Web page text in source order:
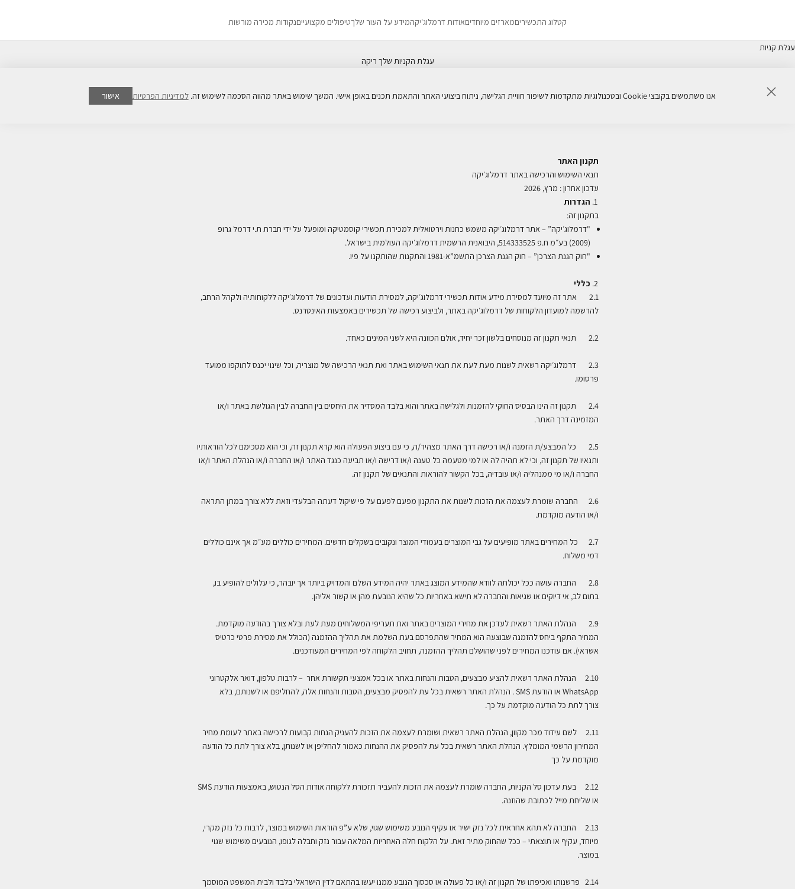
קטלוג התכשיריםמארזים מיוחדיםאודות דרמלוג'יקהמידע על העור שלךטיפולים מקצועייםנקודות מכירה מורשות
עגלת קניות
עגלת הקניות שלך ריקה
סגור אנו משתמשים בקובצי Cookie ובטכנולוגיות מתקדמות לשיפור חוויית הגלישה, ניתוח ביצועי האתר והתאמת תכנים באופן אישי. המשך שימוש באתר מהווה הסכמה לשימוש זה. למדיניות הפרטיות אישור
תקנון האתר
תנאי השימוש והרכישה באתר דרמלוג׳יקה
עדכון אחרון : מרץ, 2026
הגדרות
בתקנון זה:
"דרמלוג׳יקה” – אתר דרמלוג׳יקה משמש כחנות וירטואלית למכירת תכשירי קוסמטיקה ומופעל על ידי חברת ת.י דרמל גרופ
(2009) בע״מ ח.פ 514333525, היבואנית הרשמית דרמלוג׳יקה העולמית בישראל
.
"חוק הגנת הצרכן” – חוק הגנת הצרכן התשמ”א-1981 והתקנות שהותקנו על פיו
.
כללי
2.1 אתר זה מיועד למסירת מידע אודות תכשירי דרמלוג׳יקה, למסירת הודעות ועדכונים של דרמלוג׳יקה ללקוחותיה ולקהל הרחב,
להרשמה למועדון הלקוחות של דרמלוג׳יקה באתר, ולביצוע רכישה של תכשירים באמצעות האינטרנט.
2.2 תנאי תקנון זה מנוסחים בלשון זכר יחיד, אולם הכוונה היא לשני המינים כאחד .
2.3 דרמלוג׳יקה רשאית לשנות מעת לעת את תנאי השימוש באתר ואת תנאי הרכישה של מוצריה, וכל שינוי יכנס לתוקפו ממועד
פרסומו.
2.4 תקנון זה הינו הבסיס החוקי להזמנות ולגלישה באתר והוא בלבד המסדיר את היחסים בין החברה לבין הגולשת באתר ו/או
המזמינה דרך האתר.
2.5 כל המבצע/ת הזמנה ו/או רכישה דרך האתר מצהיר/ה, כי עם ביצוע הפעולה הוא קרא תקנון זה, וכי הוא מסכימם לכל הוראותיו
ותנאיו של תקנון זה, וכי לא תהיה לה או למי מטעמה כל טענה ו/או דרישה ו/או תביעה כנגד האתר ו/או החברה ו/או הנהלת האתר ו/או
החברה ו/או מי ממנהליה ו/או עובדיה, בכל הקשור להוראות והתנאים של תקנון זה.
2.6 החברה שומרת לעצמה את הזכות לשנות את התקנון מפעם לפעם על פי שיקול דעתה הבלעדי וזאת ללא צורך במתן התראה
ו/או הודעה מוקדמת.
2.7
כל המחירים באתר מופיעים על גבי המוצרים בעמודי המוצר ונקובים בשקלים חדשים. המחירים כוללים מע״מ אך אינם כוללים
דמי משלוח.
2.8 החברה עושה ככל יכולתה לוודא שהמידע המוצג באתר יהיה המידע השלם והמדויק ביותר אך יובהר, כי עלולים להופיע בו,
בתום לב, אי דיוקים או שגיאות והחברה לא תישא באחריות כל שהיא הנובעת מהן או קשור אליהן.
2.9 הנהלת האתר רשאית לעדכן את מחירי המוצרים באתר ואת תעריפי המשלוחים מעת לעת ובלא צורך בהודעה מוקדמת.
המחיר התקף ביחס להזמנה שבוצעה הוא המחיר שהתפרסם בעת השלמת את תהליך ההזמנה (הכולל את מסירת פרטי כרטיס
אשראי). אם עודכנו המחירים לפני שהושלם תהליך ההזמנה, תחויב הלקוחה לפי המחירים המעודכנים.
2.10 הנהלת האתר רשאית להציע מבצעים, הטבות והנחות באתר או בכל אמצעי תקשורת אחר – לרבות טלפון, דואר אלקטרוני
WhatsApp או הודעת
. הנהלת האתר רשאית בכל עת להפסיק מבצעים, הטבות והנחות אלה, להחליפם או לשנותם, בלא
צורך לתת כל הודעה מוקדמת על כך.
2.11 לשם עידוד מכר מקוון, הנהלת האתר רשאית ושומרת לעצמה את הזכות להעניק הנחות קבועות לרכישה באתר לעומת מחיר
המחירון הרשמי המומלץ. הנהלת האתר רשאית בכל עת להפסיק את ההנחות כאמור להחליפן או לשנותן, בלא צורך לתת כל הודעה
מוקדמת על כך
2.12 בעת עדכון סל הקניות, החברה שומרת לעצמה את הזכות להעביר תזכורת ללקוחה אודות הסל הנטוש, באמצעות הודעת
SMS
או שליחת מייל לכתובת שהוזנה.
2.13 החברה לא תהא אחראית לכל נזק ישיר או עקיף הנובע משימוש שגוי, שלא ע”פ הוראות השימוש במוצר, לרבות כל נזק מקרי,
מיוחד, עקיף או תוצאתי – ככל שהחוק מתיר זאת. על הלקוח חלה האחריות המלאה עבור נזק וחבלה לגופו, הנובעים משימוש שגוי
במוצר.
2.14 פרשנותו ואכיפתו של תקנון זה ו/או כל פעולה או סכסוך הנובע ממנו יעשו בהתאם לדין הישראלי בלבד ולבית המשפט המוסמך